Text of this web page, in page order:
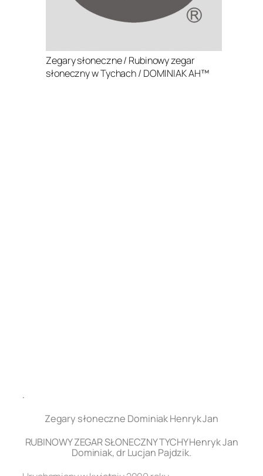
Zegary słoneczne / Rubinowy zegar
słoneczny w Tychach / DOMINIAK AH™
.
Zegary słoneczne Dominiak Henryk Jan
RUBINOWY ZEGAR SŁONECZNY TYCHY Henryk Jan
Dominiak, dr Lucjan Pajdzik.